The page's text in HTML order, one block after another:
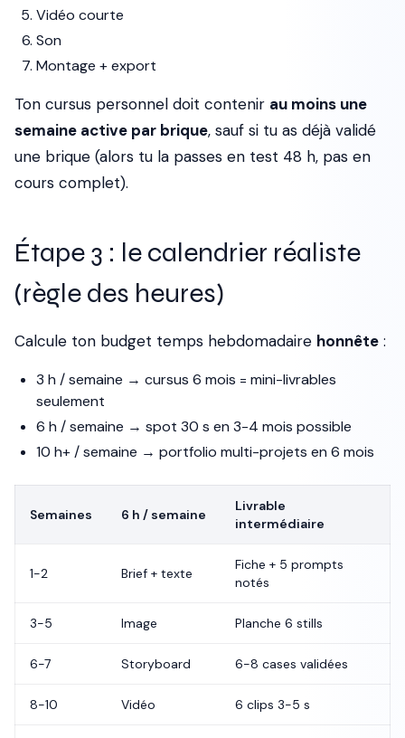
Vidéo courte
Son
Montage + export
Ton cursus personnel doit contenir au moins une
semaine active par brique, sauf si tu as déjà validé
une brique (alors tu la passes en test 48 h, pas en
cours complet).
Étape 3 : le calendrier réaliste
(règle des heures)
Calcule ton budget temps hebdomadaire honnête :
3 h / semaine → cursus 6 mois = mini-livrables
seulement
6 h / semaine → spot 30 s en 3-4 mois possible
10 h+ / semaine → portfolio multi-projets en 6 mois
Semaines 6 h / semaine
Livrable
intermédiaire
1-2 Brief + texte
Fiche + 5 prompts
notés
3-5 Image Planche 6 stills
6-7 Storyboard 6-8 cases validées
8-10 Vidéo 6 clips 3-5 s